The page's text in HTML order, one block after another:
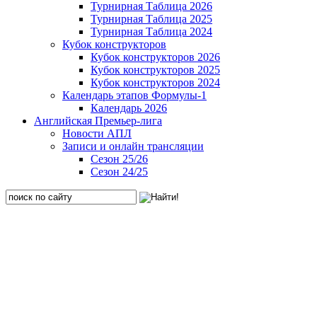
Турнирная Таблица 2026
Турнирная Таблица 2025
Турнирная Таблица 2024
Кубок конструкторов
Кубок конструкторов 2026
Кубок конструкторов 2025
Кубок конструкторов 2024
Календарь этапов Формулы-1
Календарь 2026
Английская Премьер-лига
Новости АПЛ
Записи и онлайн трансляции
Сезон 25/26
Сезон 24/25